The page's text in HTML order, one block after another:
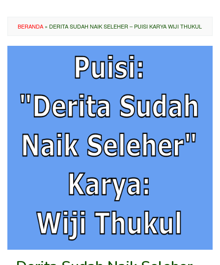
BERANDA » DERITA SUDAH NAIK SELEHER – PUISI KARYA WIJI THUKUL